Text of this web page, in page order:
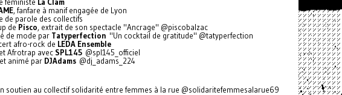
, fanfare à manif engagée de Lyon
de parole des collectifs
de Pisco, extrait de son spectacle "Ancrage" @piscobalzac
de mode par Tatyperfection "Un cocktail de gratitude" @tatyperfection
afro-rock de LEDA Ensemble
Afrotrap avec SPL145 @spl145_officiel
animé par DJAdams @dj_adams_224
soutien au collectif solidarité entre femmes à la rue @solidaritefemmesalarue69